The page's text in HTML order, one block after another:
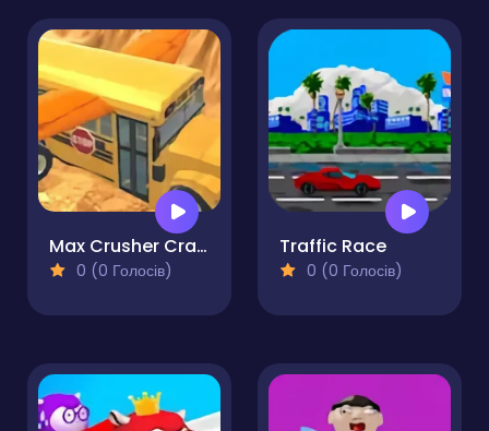
Max Crusher Crazy Destruction and Car Crashes
0 (0 Голосів)
Traffic Race
0 (0 Голосів)